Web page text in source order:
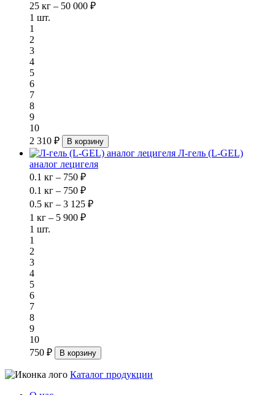
25 кг – 50 000 ₽
1 шт.
1
2
3
4
5
6
7
8
9
10
2 310 ₽
В корзину
Л-гель (L-GEL)
аналог лецигеля
0.1 кг – 750 ₽
0.1 кг – 750 ₽
0.5 кг – 3 125 ₽
1 кг – 5 900 ₽
1 шт.
1
2
3
4
5
6
7
8
9
10
750 ₽
В корзину
Каталог продукции